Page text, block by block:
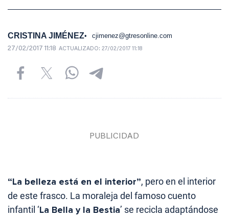
CRISTINA JIMÉNEZ cjimenez@gtresonline.com
27/02/2017 11:18 ACTUALIZADO: 27/02/2017 11:18
“La belleza está en el interior”, pero en el interior
de este frasco. La moraleja del famoso cuento
infantil ‘La Bella y la Bestia’ se recicla adaptándose